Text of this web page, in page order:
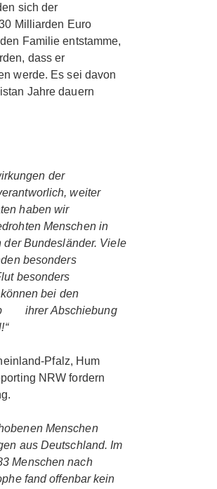
sich der
Milliarden Euro
Familie entstamme,
dass er
werde. Es sei davon
Jahre dauern
der
weiter
haben wir
Menschen in
Bundesländer. Viele
besonders
besonders
bei den
ihrer Abschiebung
Pfalz, Hum
NRW fordern
Menschen
aus Deutschland. Im
Menschen nach
fand offenbar kein